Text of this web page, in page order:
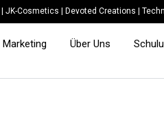
JK-Cosmetics Devoted Creations
Marketing Über Uns